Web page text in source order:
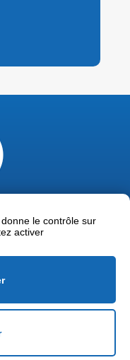
92
le contrôle sur
activer